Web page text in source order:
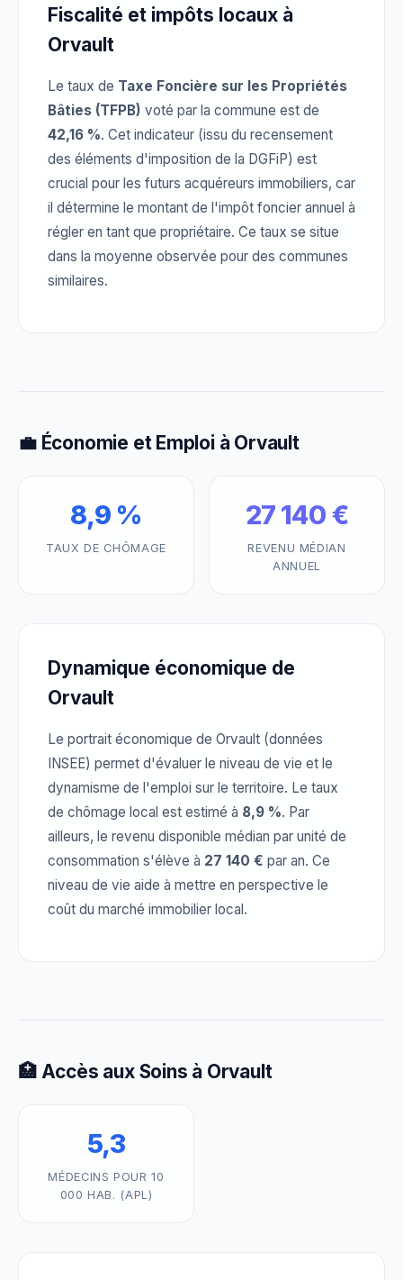
Fiscalité et impôts locaux à
Orvault
Le taux de Taxe Foncière sur les Propriétés
Bâties (TFPB) voté par la commune est de
42,16 %. Cet indicateur (issu du recensement
des éléments d'imposition de la DGFiP) est
crucial pour les futurs acquéreurs immobiliers, car
il détermine le montant de l'impôt foncier annuel à
régler en tant que propriétaire. Ce taux se situe
dans la moyenne observée pour des communes
similaires.
💼 Économie et Emploi à Orvault
8,9 %
TAUX DE CHÔMAGE
27 140 €
REVENU MÉDIAN
ANNUEL
Dynamique économique de
Orvault
Le portrait économique de Orvault (données
INSEE) permet d'évaluer le niveau de vie et le
dynamisme de l'emploi sur le territoire. Le taux
de chômage local est estimé à 8,9 %. Par
ailleurs, le revenu disponible médian par unité de
consommation s'élève à 27 140 € par an. Ce
niveau de vie aide à mettre en perspective le
coût du marché immobilier local.
🏥 Accès aux Soins à Orvault
5,3
MÉDECINS POUR 10
000 HAB. (APL)